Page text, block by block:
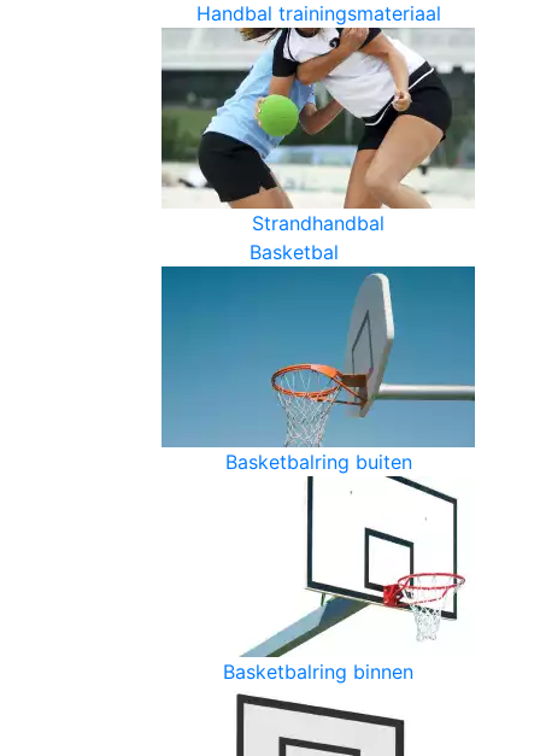
Handbal trainingsmateriaal
Strandhandbal
Basketbal
Basketbalring buiten
Basketbalring binnen